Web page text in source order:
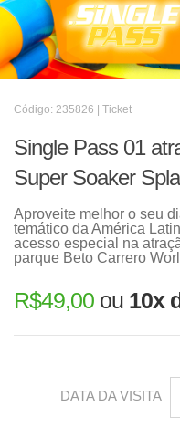
Código: 235826 | Ticket
Single Pass 01
Super Soaker
Aproveite melhor o seu
temático da América
acesso especial na
parque Beto Carrero
R$49,00 ou 10x
DATA DA VISITA